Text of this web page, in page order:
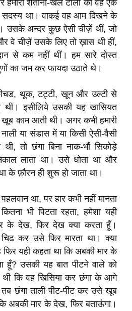
हमारी शैतानी-खेल टोली का वह एक
था। वाकई वह आम दिखने के
उसके अन्दर कुछ ऐसी चीज़ें थीं, जो
वे चीज़ें उसके लिए तो ख़ास थी हीं,
से कम नहीं थीं। हम सारे दोस्त
का जम कर फायदा उठाते थे।
थूक, टट्टी, खून और उल्टी से
थी। इसीलिये उसकी यह खासियत
काम आती थी। अगर कभी हमारी
या संडास में या किसी ऐसी-वैसी
तो छंगा बिना नाक-भौं सिकोड़े
लाता था। उसे धोता था और
के फ़ौरन ही शुरू हो जाता था।
था, पर हार कभी नहीं मानता
भी पिटता रहता, हमेशा यही
के देख, फिर देख क्या करता हूँ।
कर उसे फिर मारता था। क्या
फिर यही कहता था कि अबकी मार के
हूँ? उसकी यह बात पीटने वाले को
थी कि वह खिसिया कर छंगा के आगे
छंगा ताली पीट-पीट कर उसे खूब
अबकी मार के देख, फिर बताऊंगा।